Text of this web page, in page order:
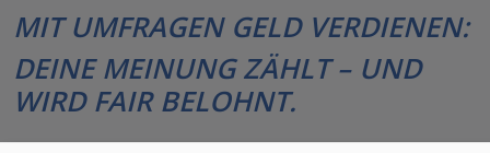
MIT UMFRAGEN GELD VERDIENEN:
DEINE MEINUNG ZÄHLT – UND
WIRD FAIR BELOHNT.